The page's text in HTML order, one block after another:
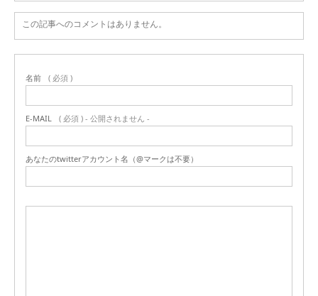
この記事へのコメントはありません。
名前 ( 必須 )
E-MAIL ( 必須 ) - 公開されません -
あなたのtwitterアカウント名（@マークは不要）